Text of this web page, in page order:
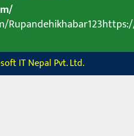
IT Nepal Pvt. Ltd.